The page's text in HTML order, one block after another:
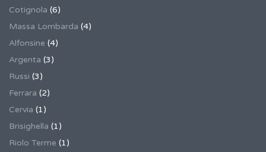
Cotignola (6)
Massa Lombarda (4)
Alfonsine (4)
Argenta (3)
Russi (3)
Ferrara (2)
Cervia (1)
Brisighella (1)
Riolo Terme (1)